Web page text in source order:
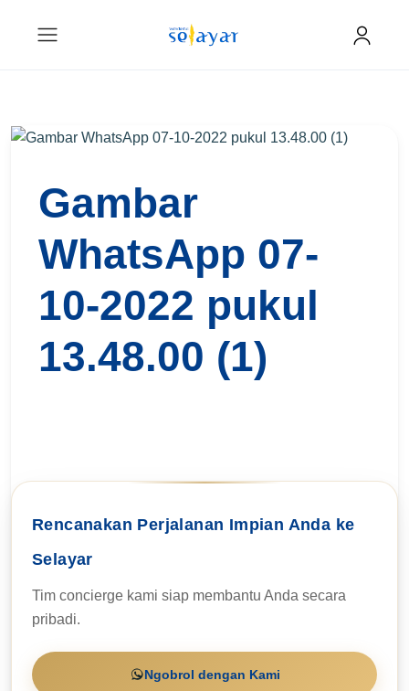
Gambar
WhatsApp 07-
10-2022 pukul
13.48.00 (1)
Rencanakan Perjalanan Impian Anda ke
Selayar
Tim concierge kami siap membantu Anda secara
pribadi.
Ngobrol dengan Kami